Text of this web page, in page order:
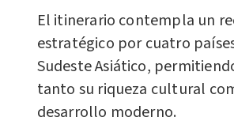
El itinerario contempla un
estratégico por cuatro
Sudeste Asiático,
tanto su riqueza cultural
desarrollo moderno.